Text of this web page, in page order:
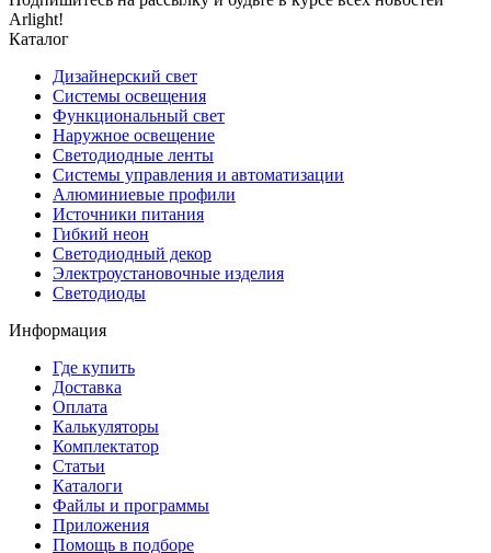
Arlight!
Каталог
Дизайнерский свет
Системы освещения
Функциональный свет
Наружное освещение
Светодиодные ленты
Системы управления и автоматизации
Алюминиевые профили
Источники питания
Гибкий неон
Светодиодный декор
Электроустановочные изделия
Светодиоды
Информация
Где купить
Доставка
Оплата
Калькуляторы
Комплектатор
Статьи
Каталоги
Файлы и программы
Приложения
Помощь в подборе